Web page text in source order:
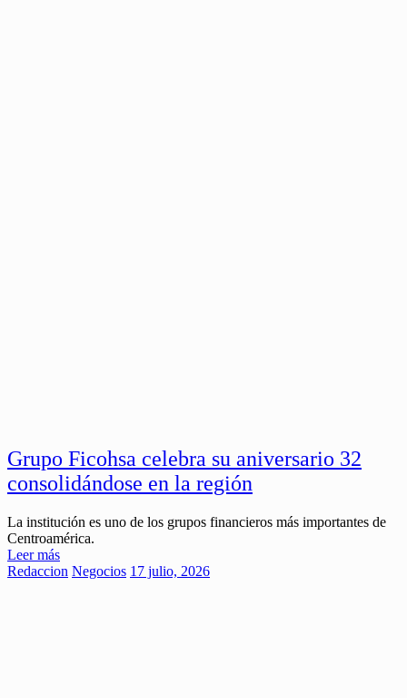
Grupo Ficohsa celebra su aniversario 32
consolidándose en la región
La institución es uno de los grupos financieros más importantes de
Centroamérica.
Leer más
Redaccion Negocios 17 julio, 2026